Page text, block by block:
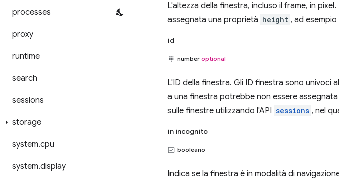
processes
proxy
runtime
search
sessions
storage
system.cpu
system.display
L'altezza della finestra, incluso il frame, in
assegnata una proprietà height , ad
id
number optional
L'ID della finestra. Gli ID finestra sono univoci
a una finestra potrebbe non essere
sulle finestre utilizzando l'API sessions , nel
in incognito
booleano
Indica se la finestra è in modalità di